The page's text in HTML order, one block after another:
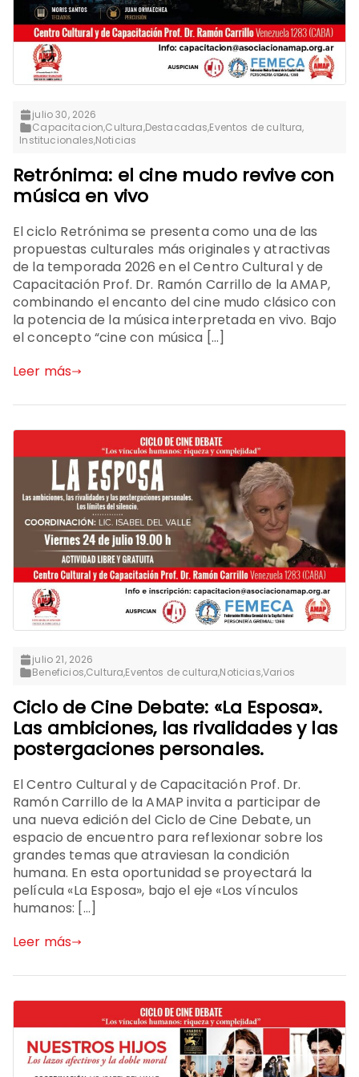
julio 30, 2026
Capacitacion,Cultura,Destacadas,Eventos de cultura,
Institucionales,Noticias
Retrónima: el cine mudo revive con
música en vivo
El ciclo Retrónima se presenta como una de las
propuestas culturales más originales y atractivas
de la temporada 2026 en el Centro Cultural y de
Capacitación Prof. Dr. Ramón Carrillo de la AMAP,
combinando el encanto del cine mudo clásico con
la potencia de la música interpretada en vivo. Bajo
el concepto “cine con música […]
Leer más
julio 21, 2026
Beneficios,Cultura,Eventos de cultura,Noticias,Varios
Ciclo de Cine Debate: «La Esposa».
Las ambiciones, las rivalidades y las
postergaciones personales.
El Centro Cultural y de Capacitación Prof. Dr.
Ramón Carrillo de la AMAP invita a participar de
una nueva edición del Ciclo de Cine Debate, un
espacio de encuentro para reflexionar sobre los
grandes temas que atraviesan la condición
humana. En esta oportunidad se proyectará la
película «La Esposa», bajo el eje «Los vínculos
humanos: […]
Leer más